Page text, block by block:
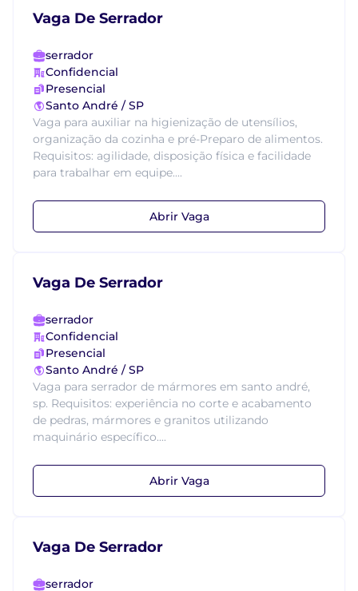
Vaga De Serrador
serrador
Confidencial
Presencial
Santo André / SP
Vaga para auxiliar na higienização de utensílios,
organização da cozinha e pré-Preparo de alimentos.
Requisitos: agilidade, disposição física e facilidade
para trabalhar em equipe....
Abrir Vaga
Vaga De Serrador
serrador
Confidencial
Presencial
Santo André / SP
Vaga para serrador de mármores em santo andré,
sp. Requisitos: experiência no corte e acabamento
de pedras, mármores e granitos utilizando
maquinário específico....
Abrir Vaga
Vaga De Serrador
serrador